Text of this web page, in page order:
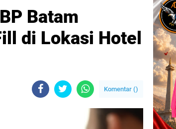
Batam
di Lokasi Hotel
Komentar ()